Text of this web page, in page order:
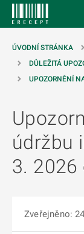
ÚVODNÍ STRÁNKA
DŮLEŽITÁ
UPOZORNĚNÍ
údržbu
3. 2026
Zveřejněno: